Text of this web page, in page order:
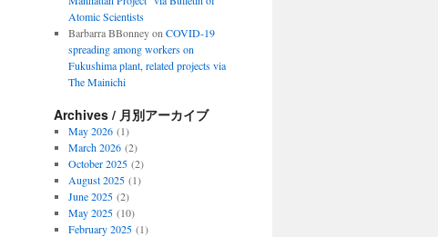
Atomic Scientists
Barbarra BBonneyon COVID-19
spreading among workers on
Fukushima plant, related projects via
The Mainichi
Archives / 月別アーカイブ
May 2026(1)
March 2026(2)
October 2025(2)
August 2025(1)
June 2025(2)
May 2025(10)
February 2025(1)